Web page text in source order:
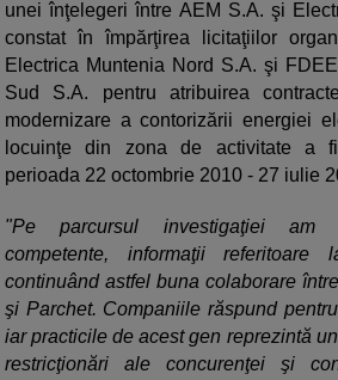
unei înţelegeri între AEM S.A. şi
constat în împărţirea licitaţiilor
Electrica Muntenia Nord S.A. şi
Sud S.A. pentru atribuirea
modernizare a contorizării energiei
locuinţe din zona de activitate a
perioada 22 octombrie 2010 - 27 iulie
"Pe parcursul investigaţiei am
competente, informaţii referitoare
continuând astfel buna colaborare
şi Parchet. Companiile răspund
iar practicile de acest gen reprezintă
restricţionări ale concurenţei şi